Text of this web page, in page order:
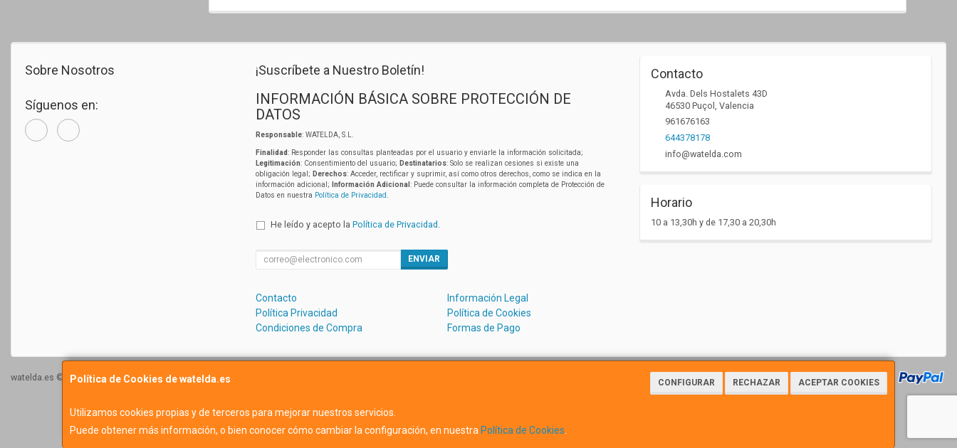
Política de Cookies de watelda.es CONFIGURAR RECHAZAR ACEPTAR COOKIES
Utilizamos cookies propias y de terceros para mejorar nuestros servicios.
Puede obtener más información, o bien conocer cómo cambiar la configuración, en nuestra Política de Cookies
Sobre Nosotros
Síguenos en:
¡Suscríbete a Nuestro Boletín!
INFORMACIÓN BÁSICA SOBRE PROTECCIÓN DE
DATOS
Responsable: WATELDA, S.L.
Finalidad: Responder las consultas planteadas por el usuario y enviarle la información solicitada;
Legitimación: Consentimiento del usuario; Destinatarios: Solo se realizan cesiones si existe una
obligación legal; Derechos: Acceder, rectificar y suprimir, así como otros derechos, como se indica en la
información adicional;
Información Adicional : Puede consultar la información completa de Protección de
Datos en nuestra Política de Privacidad.
He leído y acepto la Política de Privacidad .
ENVIAR
Contacto
Información Legal
Política Privacidad
Política de Cookies
Condiciones de Compra
Formas de Pago
Contacto
Avda. Dels Hostalets 43D
46530 Puçol , Valencia
961676163
644378178
info@watelda.com
Horario
10 a 13,30h y de 17,30 a 20,30h
watelda.es © 2026